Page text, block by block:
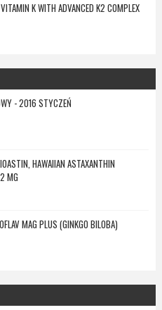
K WITH ADVANCED K2 COMPLEX
- 2016 STYCZEŃ
HAWAIIAN ASTAXANTHIN
MG
MAG PLUS (GINKGO BILOBA)